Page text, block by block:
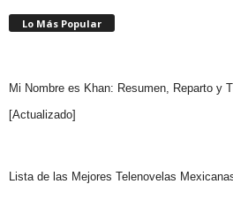
Lo Más Popular
Mi Nombre es Khan: Resumen, Reparto y
[Actualizado]
Lista de las Mejores Telenovelas